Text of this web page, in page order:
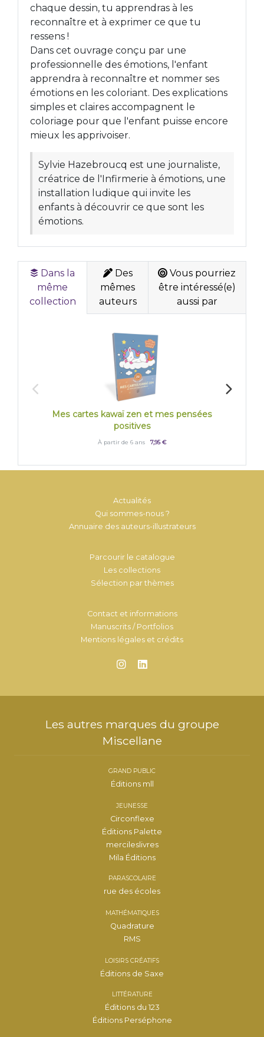
chaque dessin, tu apprendras à les
reconnaître et à exprimer ce que tu
ressens !
Dans cet ouvrage conçu par une
professionnelle des émotions, l'enfant
apprendra à reconnaître et nommer ses
émotions en les coloriant. Des explications
simples et claires accompagnent le
coloriage pour que l'enfant puisse encore
mieux les apprivoiser.
Sylvie Hazebroucq est une journaliste,
créatrice de l'Infirmerie à émotions, une
installation ludique qui invite les
enfants à découvrir ce que sont les
émotions.
Dans la
même
collection
Des
mêmes
auteurs
Vous pourriez
être intéressé(e)
aussi par
Mes cartes kawaï zen et mes pensées
positives
À partir de 6 ans 7,95 €
Actualités
Qui sommes-nous ?
Annuaire des auteurs-illustrateurs
Parcourir le catalogue
Les collections
Sélection par thèmes
Contact et informations
Manuscrits / Portfolios
Mentions légales et crédits
Les autres marques du groupe
Miscellane
GRAND PUBLIC
Éditions mll
JEUNESSE
Circonflexe
Éditions Palette
mercileslivres
Mila Éditions
PARASCOLAIRE
rue des écoles
MATHÉMATIQUES
Quadrature
RMS
LOISIRS CRÉATIFS
Éditions de Saxe
LITTÉRATURE
Éditions du 123
Éditions Perséphone